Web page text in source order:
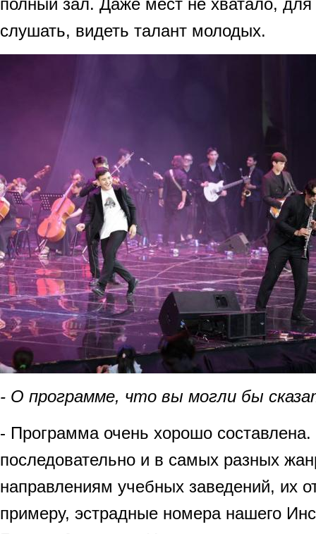
полный зал. Даже мест не хватало,
слушать, видеть талант молодых.
- О программе, что вы могли бы
- Программа очень хорошо составлена.
последовательно и в самых разных
направлениям учебных заведений, их
примеру, эстрадные номера нашего